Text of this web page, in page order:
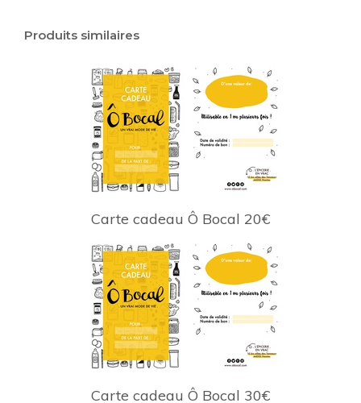
Produits similaires
Carte cadeau Ô Bocal 20€
Carte cadeau Ô Bocal 30€